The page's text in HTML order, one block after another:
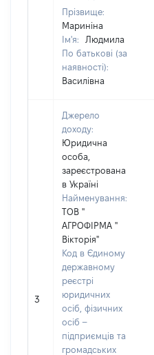
Прізвище:
Мариніна
Ім'я:
Людмила
По батькові (за
наявності):
Василівна
3
Джерело
доходу:
Юридична
особа,
зареєстрована
в Україні
Найменування:
ТОВ "
АГРОФІРМА "
Вікторія"
Код в Єдиному
державному
реєстрі
юридичних
осіб, фізичних
осіб –
підприємців та
громадських